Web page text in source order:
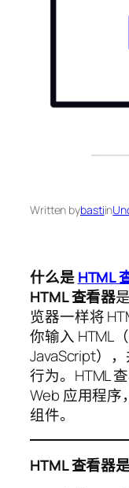
Written bybastiin
什么是HTML
HTML 查看器
览器一样将
你输入 HTML
JavaScript）
行为。HTML
Web 应用程序
组件。
HTML 查看器